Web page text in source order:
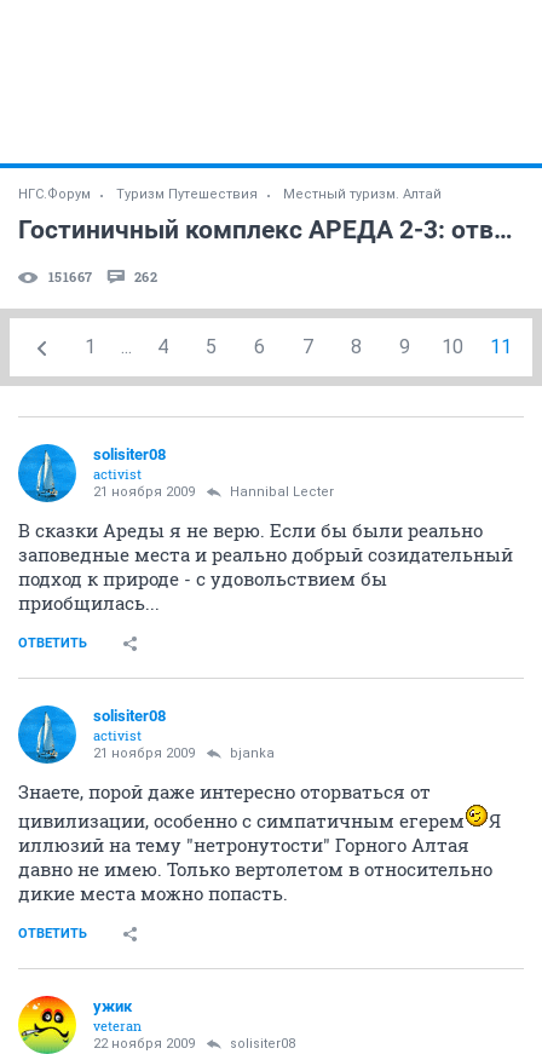
НГС.Форум Туризм Путешествия Местный туризм. Алтай
Гостиничный комплекс АРЕДА 2-3: ответы на вопросы
151667 262
1 ... 4 5 6 7 8 9 10 11
solisiter08
activist
21 ноября 2009 Hannibal Lecter
В сказки Ареды я не верю. Если бы были реально
заповедные места и реально добрый созидательный
подход к природе - с удовольствием бы
приобщилась...
ОТВЕТИТЬ
solisiter08
activist
21 ноября 2009 bjanka
Знаете, порой даже интересно оторваться от
цивилизации, особенно с симпатичным егерем
Я
иллюзий на тему "нетронутости" Горного Алтая
давно не имею. Только вертолетом в относительно
дикие места можно попасть.
ОТВЕТИТЬ
ужик
veteran
22 ноября 2009 solisiter08